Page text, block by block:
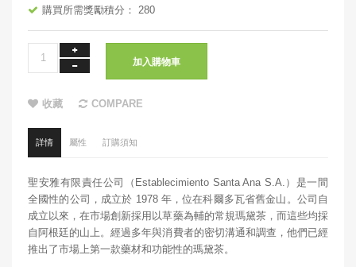
購買所需獎勵積分： 280
加入購物車
收藏 COMPARE
詳情 屬性 訂購須知
聖安雅有限責任公司（Establecimiento Santa Ana S.A.）是一間
全國性的公司，成立於 1978 年，位在科爾多瓦省舊金山。公司自
成立以來，在市場創新採用以草藥為輔的常規瑪黛茶，而這些均採
自阿根廷的山上。經過多年與消費者的密切溝通和調查，他們已經
推出了市場上第一款藥材和功能性的瑪黛茶。